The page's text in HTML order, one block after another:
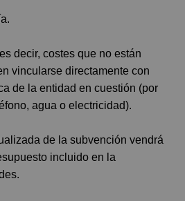
decir, costes que no están
vincularse directamente con
de la entidad en cuestión (por
agua o electricidad).
de la subvención vendrá
incluido en la